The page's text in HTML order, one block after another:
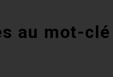
au mot-